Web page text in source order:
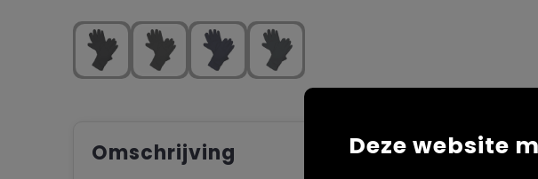
Omschrijving Deze website